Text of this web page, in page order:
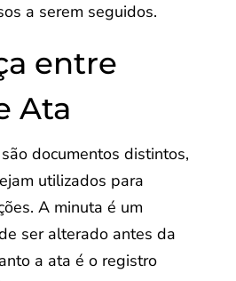
a serem seguidos.
entre
Ata
documentos distintos,
utilizados para
A minuta é um
ser alterado antes da
a ata é o registro